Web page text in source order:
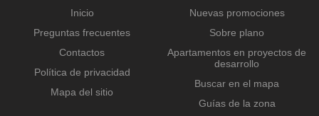
Inicio
Preguntas frecuentes
Contactos
Política de privacidad
Mapa del sitio
Nuevas promociones
Sobre plano
Apartamentos en proyectos de
desarrollo
Buscar en el mapa
Guías de la zona